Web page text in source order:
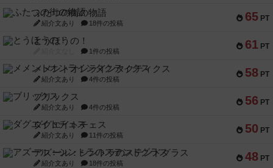
65 PT
ふたつの街の物語
紹介文あり 18件の投稿
61 PT
とうほうの！
1件の投稿
58 PT
メメントオンラインタクティクス
紹介文あり 4件の投稿
56 PT
ブリックス
紹介文あり 4件の投稿
50 PT
ダグエイトチェス
紹介文あり 11件の投稿
48 PT
アズール：シントラのステンドグラス
紹介文あり 18件の投稿